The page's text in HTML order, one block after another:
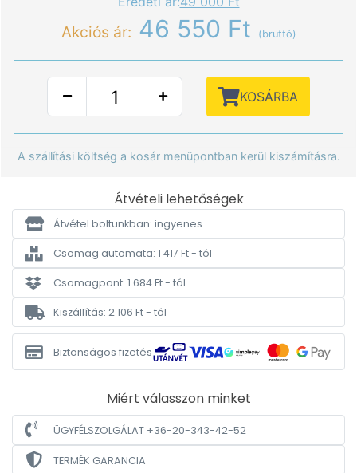
Akciós ár: 46 550 Ft (bruttó)
KOSÁRBA
A szállítási költség a kosár menüpontban kerül kiszámításra.
Átvételi lehetőségek
Átvétel boltunkban: ingyenes
Csomag automata: 1 417 Ft - tól
Csomagpont: 1 684 Ft - tól
Kiszállítás: 2 106 Ft - tól
Biztonságos fizetés
Miért válasszon minket
ÜGYFÉLSZOLGÁLAT +36-20-343-42-52
TERMÉK GARANCIA